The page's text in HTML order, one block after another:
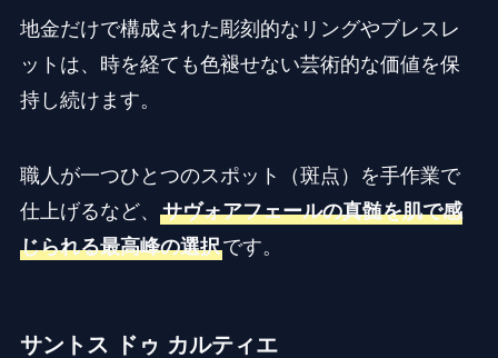
地金だけで構成された彫刻的なリングやブレスレ
ットは、時を経ても色褪せない芸術的な価値を保
持し続けます。
職人が一つひとつのスポット（斑点）を手作業で
仕上げるなど、 サヴォアフェールの真髄を肌で感
じられる最高峰の選択です。
サントス ドゥ カルティエ